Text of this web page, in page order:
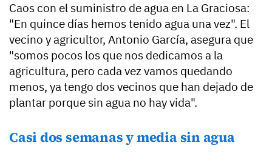
Caos con el suministro de agua en La Graciosa:
"En quince días hemos tenido agua una vez". El
vecino y agricultor, Antonio García, asegura que
"somos pocos los que nos dedicamos a la
agricultura, pero cada vez vamos quedando
menos, ya tengo dos vecinos que han dejado de
plantar porque sin agua no hay vida".
Casi dos semanas y media sin agua